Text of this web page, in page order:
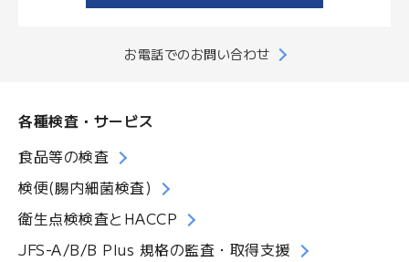
お電話でのお問い合わせ
各種検査・サービス
食品等の検査
検便(腸内細菌検査)
衛生点検検査とHACCP
JFS-A/B/B Plus 規格の監査・取得支援